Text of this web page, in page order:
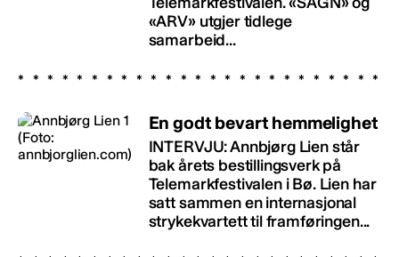
«ARV» utgjer tidlege
samarbeid...
En godt bevart hemmelighet
INTERVJU: Annbjørg Lien står
bak årets bestillingsverk på
Telemarkfestivalen i Bø. Lien har
satt sammen en internasjonal
strykekvartett til framføringen...